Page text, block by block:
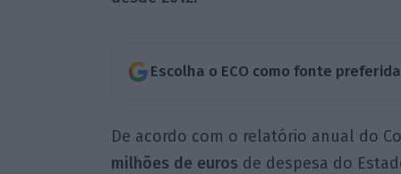
Escolha o ECO como fonte
De acordo com o relatório anual do
milhões de euros de despesa do